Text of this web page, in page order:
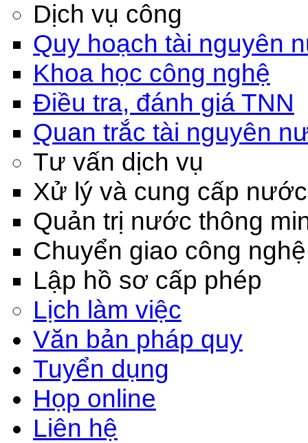
Dịch vụ công
Quy hoạch tài nguyên
Khoa học công nghệ
Điều tra, đánh giá TNN
Quan trắc tài nguyên
Tư vấn dịch vụ
Xử lý và cung cấp nước
Quản trị nước thông
Chuyển giao công nghệ
Lập hồ sơ cấp phép
Lịch làm việc
Văn bản pháp quy
Tuyển dụng
Họp online
Liên hệ